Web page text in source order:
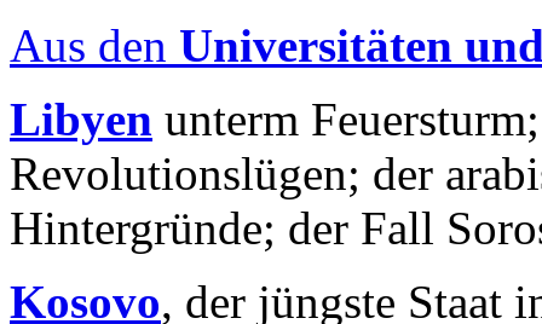
Aus den Universitäten
Libyen unterm
Revolutionslügen; der
Hintergründe; der Fall
Kosovo, der jüngste Staat